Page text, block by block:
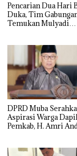
Pencarian Dua Hari
Duka, Tim
Temukan Mulyadi
DPRD Muba
Aspirasi Warga
Pemkab, H. Amri